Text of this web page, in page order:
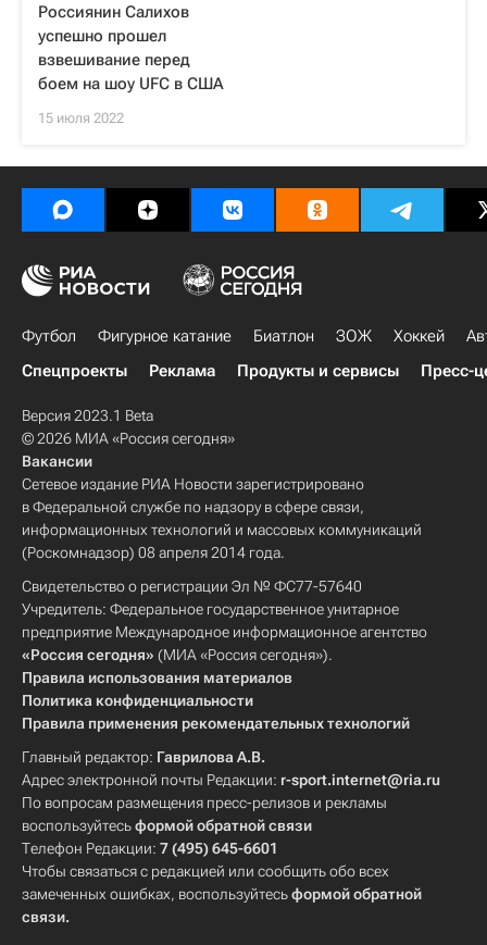
Россиянин Салихов
успешно прошел
взвешивание перед
боем на шоу UFC в США
15 июля 2022
Футбол Фигурное катание Биатлон ЗОЖ Хоккей
Спецпроекты
Реклама Продукты и сервисы Пресс-
Версия 2023.1 Beta
© 2026 МИА «Россия сегодня»
Вакансии
Сетевое издание РИА Новости зарегистрировано
в Федеральной службе по надзору в сфере связи,
информационных технологий и массовых коммуникаций
(Роскомнадзор) 08 апреля 2014 года.
Свидетельство о регистрации Эл № ФС77-57640
Учредитель: Федеральное государственное унитарное
предприятие Международное информационное агентство
«Россия сегодня» (МИА «Россия сегодня»).
Правила использования материалов
Политика конфиденциальности
Правила применения рекомендательных технологий
Главный редактор: Гаврилова А.В.
Адрес электронной почты Редакции: r-sport.internet@ria.ru
По вопросам размещения пресс-релизов и рекламы
воспользуйтесьформой обратной связи
Телефон Редакции: 7 (495) 645-6601
Чтобы связаться с редакцией или сообщить обо всех
замеченных ошибках, воспользуйтесьформой обратной
связи.